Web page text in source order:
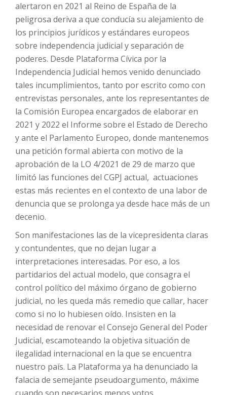
alertaron en 2021 al Reino de España de la
peligrosa deriva a que conducía su alejamiento de
los principios jurídicos y estándares europeos
sobre independencia judicial y separación de
poderes. Desde Plataforma Cívica por la
Independencia Judicial hemos venido denunciado
tales incumplimientos, tanto por escrito como con
entrevistas personales, ante los representantes de
la Comisión Europea encargados de elaborar en
2021 y 2022 el Informe sobre el Estado de Derecho
y ante el Parlamento Europeo, donde mantenemos
una petición formal abierta con motivo de la
aprobación de la LO 4/2021 de 29 de marzo que
limitó las funciones del CGPJ actual, actuaciones
estas más recientes en el contexto de una labor de
denuncia que se prolonga ya desde hace más de un
decenio.
Son manifestaciones las de la vicepresidenta claras
y contundentes, que no dejan lugar a
interpretaciones interesadas. Por eso, a los
partidarios del actual modelo, que consagra el
control político del máximo órgano de gobierno
judicial, no les queda más remedio que callar, hacer
como si no lo hubiesen oído. Insisten en la
necesidad de renovar el Consejo General del Poder
Judicial, escamoteando la objetiva situación de
ilegalidad internacional en la que se encuentra
nuestro país. La Plataforma ya ha denunciado la
falacia de semejante pseudoargumento, máxime